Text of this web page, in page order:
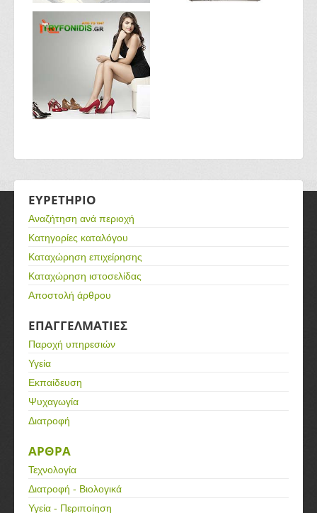
ΕΥΡΕΤΗΡΙΟ
Αναζήτηση ανά περιοχή
Κατηγορίες καταλόγου
Καταχώρηση επιχείρησης
Καταχώρηση ιστοσελίδας
Αποστολή άρθρου
ΕΠΑΓΓΕΛΜΑΤΙΕΣ
Παροχή υπηρεσιών
Υγεία
Εκπαίδευση
Ψυχαγωγία
Διατροφή
ΑΡΘΡΑ
Τεχνολογία
Διατροφή - Βιολογικά
Υγεία - Περιποίηση